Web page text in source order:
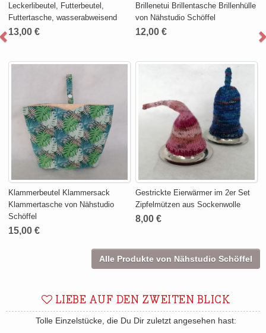
Leckerlibeutel, Futterbeutel,
Futtertasche, wasserabweisend
13,00 €
Brillenetui Brillentasche Brillenhülle
von Nähstudio Schöffel
12,00 €
Klammerbeutel Klammersack
Klammertasche von Nähstudio
Schöffel
15,00 €
Gestrickte Eierwärmer im 2er Set
Zipfelmützen aus Sockenwolle
8,00 €
Alle Produkte von Nähstudio Schöffel
LIEBE AUF DEN ZWEITEN BLICK
Tolle Einzelstücke, die Du Dir zuletzt angesehen hast: